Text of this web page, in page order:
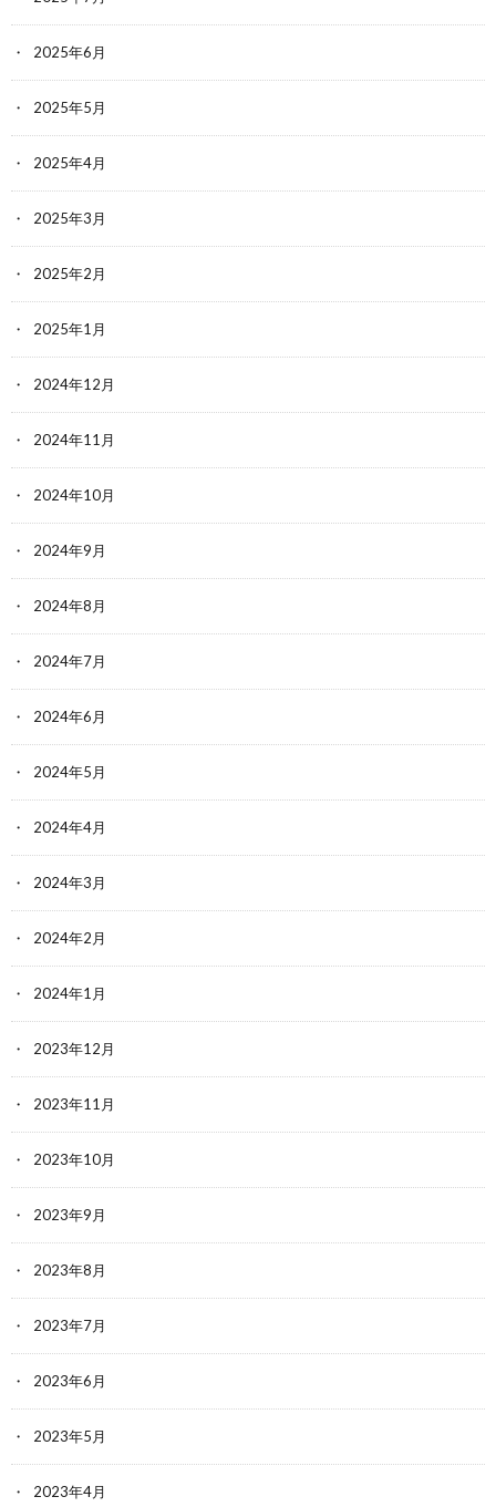
2025年6月
2025年5月
2025年4月
2025年3月
2025年2月
2025年1月
2024年12月
2024年11月
2024年10月
2024年9月
2024年8月
2024年7月
2024年6月
2024年5月
2024年4月
2024年3月
2024年2月
2024年1月
2023年12月
2023年11月
2023年10月
2023年9月
2023年8月
2023年7月
2023年6月
2023年5月
2023年4月